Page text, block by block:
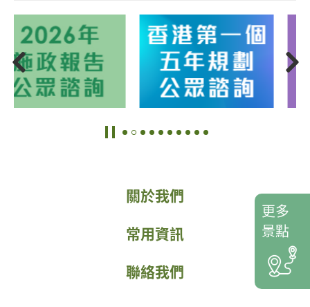
關於我們
常用資訊
聯絡我們
更多
景點